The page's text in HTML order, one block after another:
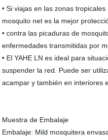
• Si viajas en las zonas
mosquito net es la mejor
• contra las picaduras de
enfermedades transmitidas por
• El YAHE LN es ideal para
suspender la red. Puede ser
acampar y también en interiores
Muestra de Embalaje
Embalaje: Mild mosquitera